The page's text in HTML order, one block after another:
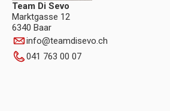
Team Di Sevo
Marktgasse 12
6340 Baar
info@teamdisevo.ch
041 763 00 07